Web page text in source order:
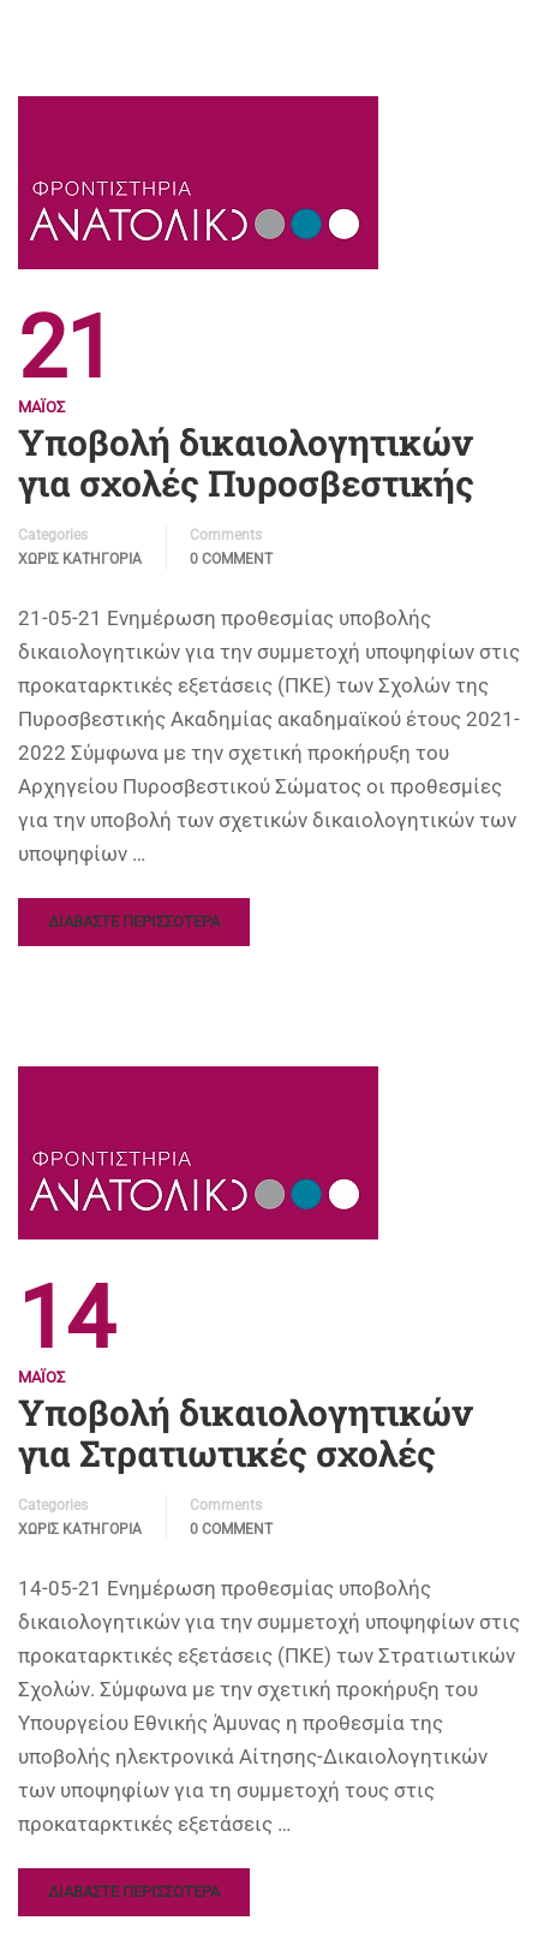
21
ΜΆΙΟΣ
Υποβολή δικαιολογητικών
για σχολές Πυροσβεστικής
Categories
ΧΩΡΊΣ ΚΑΤΗΓΟΡΊΑ
Comments
0 COMMENT
21-05-21 Ενημέρωση προθεσμίας υποβολής
δικαιολογητικών για την συμμετοχή υποψηφίων στις
προκαταρκτικές εξετάσεις (ΠΚΕ) των Σχολών της
Πυροσβεστικής Ακαδημίας ακαδημαϊκού έτους 2021-
2022 Σύμφωνα με την σχετική προκήρυξη του
Αρχηγείου Πυροσβεστικού Σώματος οι προθεσμίες
για την υποβολή των σχετικών δικαιολογητικών των
υποψηφίων …
ΔΙΑΒΑΣΤΕ ΠΕΡΙΣΣΟΤΕΡΑ
14
ΜΆΙΟΣ
Υποβολή δικαιολογητικών
για Στρατιωτικές σχολές
Categories
ΧΩΡΊΣ ΚΑΤΗΓΟΡΊΑ
Comments
0 COMMENT
14-05-21 Ενημέρωση προθεσμίας υποβολής
δικαιολογητικών για την συμμετοχή υποψηφίων στις
προκαταρκτικές εξετάσεις (ΠΚΕ) των Στρατιωτικών
Σχολών. Σύμφωνα με την σχετική προκήρυξη του
Υπουργείου Εθνικής Άμυνας η προθεσμία της
υποβολής ηλεκτρονικά Αίτησης-Δικαιολογητικών
των υποψηφίων για τη συμμετοχή τους στις
προκαταρκτικές εξετάσεις …
ΔΙΑΒΑΣΤΕ ΠΕΡΙΣΣΟΤΕΡΑ